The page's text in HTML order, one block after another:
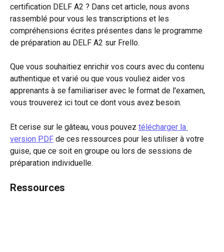
certification DELF A2 ? Dans cet article, nous avons
rassemblé pour vous les transcriptions et les
compréhensions écrites présentes dans le programme
de préparation au DELF A2 sur Frello.
Que vous souhaitiez enrichir vos cours avec du contenu
authentique et varié ou que vous vouliez aider vos
apprenants à se familiariser avec le format de l'examen,
vous trouverez ici tout ce dont vous avez besoin.
Et cerise sur le gâteau, vous pouvez télécharger la
version PDF de ces ressources pour les utiliser à votre
guise, que ce soit en groupe ou lors de sessions de
préparation individuelle.
Ressources